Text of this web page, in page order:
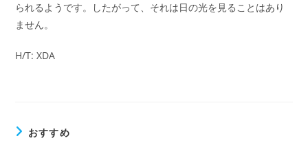
られるようです。したがって、それは日の光を見ることはあり
ません。
H/T: XDA
おすすめ